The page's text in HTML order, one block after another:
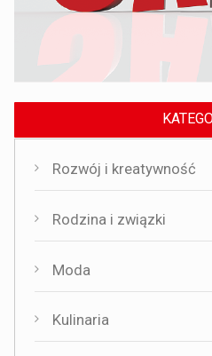
Rozwój i kreatywność
Rodzina i związki
Moda
Kulinaria